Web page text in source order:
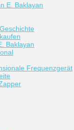
E. Baklayan
Baklayan
Frequenzgerät